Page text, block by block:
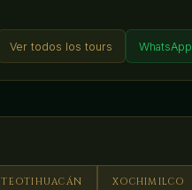
Ver todos los tours WhatsApp
TEOTIHUACÁN XOCHIMILCO